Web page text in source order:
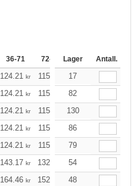
36-71 72-143 144-287
Lager Antall.
124.21 kr 115.29 106.48
17
124.21 kr 115.29 106.48
82
124.21 kr 115.29 kr 106.48
130
124.21 kr 115.29 106.48
86
124.21 kr 115.29 106.48
79
143.17 kr 132.91 122.76
54
164.46 kr 152.76 141.05
48